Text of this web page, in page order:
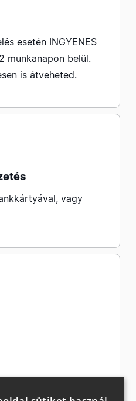
esetén INGYENES
munkanapon belül.
is átveheted.
vagy